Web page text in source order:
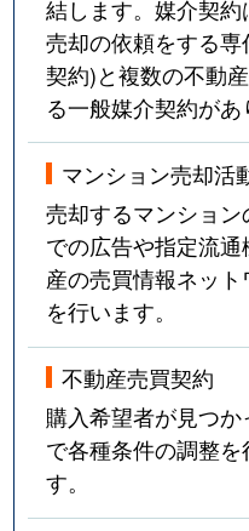
結します。媒介契
売却の依頼をする
契約)と複数の不動
る一般媒介契約があ
マンション売却活
売却するマンショ
での広告や指定流
産の売買情報ネッ
を行います。
不動産売買契約
購入希望者が見つ
で各種条件の調整
す。